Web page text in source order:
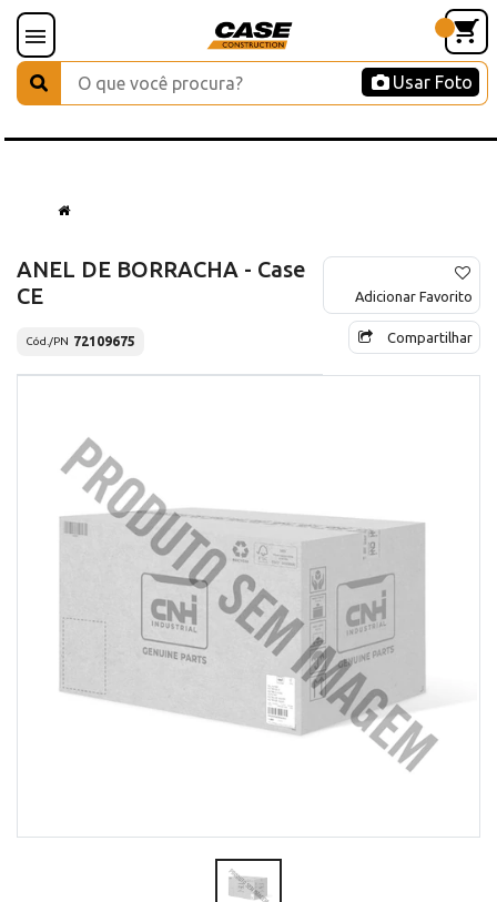
Usar Foto
ANEL DE BORRACHA - Case
CE
Cód./PN 72109675
Adicionar Favorito
Compartilhar